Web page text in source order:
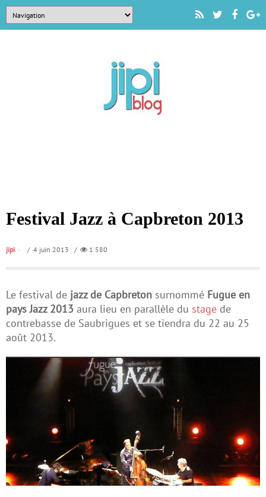
Festival Jazz à Capbreton 2013
jipi / 4 juin 2013 / 1 580
Le festival de jazz de Capbreton surnommé Fugue en
pays Jazz 2013 aura lieu en parallèle du stage de
contrebasse de Saubrigues et se tiendra du 22 au 25
août 2013.